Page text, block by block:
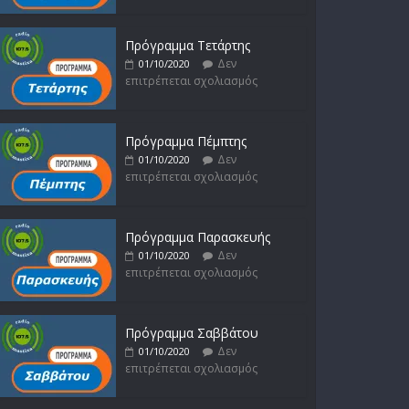
επιτρέπεται σχολιασμός
Πρόγραμμα Τετάρτης
01/10/2020
Δεν
επιτρέπεται σχολιασμός
Πρόγραμμα Πέμπτης
01/10/2020
Δεν
επιτρέπεται σχολιασμός
Πρόγραμμα Παρασκευής
01/10/2020
Δεν
επιτρέπεται σχολιασμός
Πρόγραμμα Σαββάτου
01/10/2020
Δεν
επιτρέπεται σχολιασμός